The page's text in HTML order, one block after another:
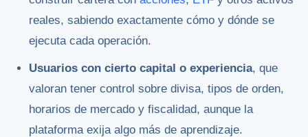
reales, sabiendo exactamente cómo y dónde se
ejecuta cada operación.
Usuarios con cierto capital o experiencia, que
valoran tener control sobre divisa, tipos de orden,
horarios de mercado y fiscalidad, aunque la
plataforma exija algo más de aprendizaje.